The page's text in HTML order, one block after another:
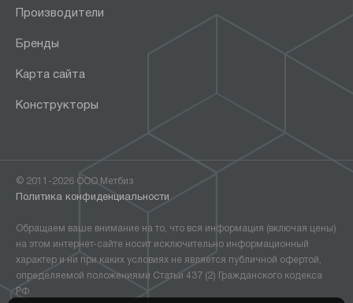
Производители
Бренды
Карта сайта
Конструкторы
© 2011-2026 ООО Метбиз
Политика конфиденциальности
Обращаем ваше внимание на то, что вся информация (включая цены)
на этом интернет-сайте носит исключительно информационный
характер и ни при каких условиях не является публичной офертой,
определяемой положениями Статьи 437 (2) Гражданского кодекса
РФ.